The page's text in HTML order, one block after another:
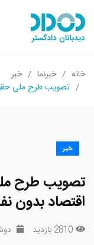
خانه خبرنما
خبر
تصویب طرح ملی
خبر
تصویب طرح
اقتصاد بدون
2810 بازدید دوشنبه